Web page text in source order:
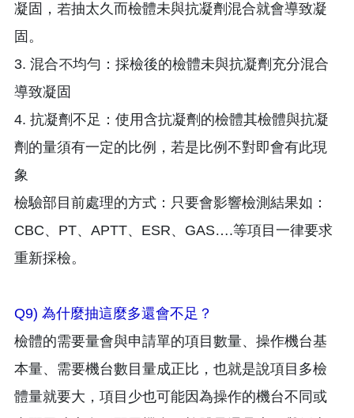
凝固，若抽太久而檢體未與抗凝劑混合就會導致凝
固。
3. 混合不均勻：採檢後的檢體未與抗凝劑充分混合
導致凝固
4. 抗凝劑不足：使用含抗凝劑的檢體其檢體與抗凝
劑的量須有一定的比例，若是比例不對即會有此現
象
檢驗部目前處理的方式：只要會影響檢測結果如：
CBC、PT、APTT、ESR、GAS….等項目一律要求
重新採檢。
Q9) 為什麼抽這麼多還會不足？
檢體的需要量會與申請單的項目數量、操作機台基
本量、需要機台數目量成正比，也就是說項目多檢
體量就要大，項目少也可能因為操作的機台不同或